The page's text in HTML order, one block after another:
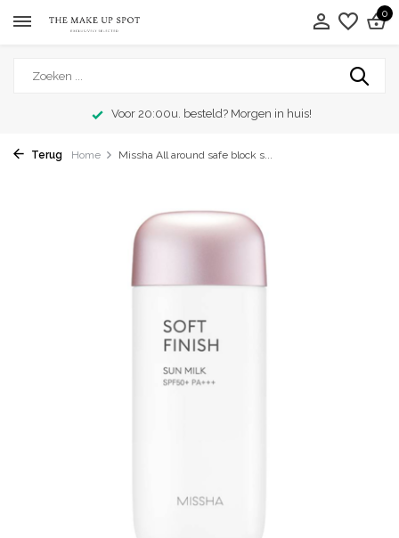
0
Voor 20:00u. besteld? Morgen in huis!
Terug Home Missha All around safe block s...